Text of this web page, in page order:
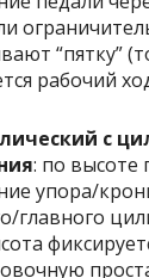
“пятку”
рабочий
с
: по высоте
упора/
главного